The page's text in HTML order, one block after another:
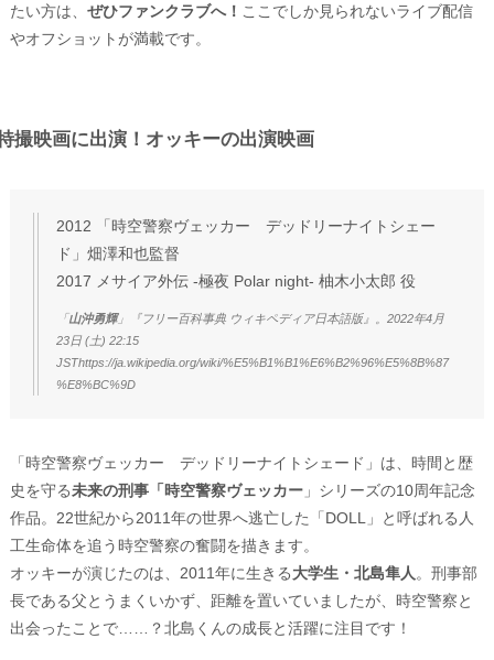
たい方は、 ぜひファンクラブへ！ ここでしか見られないライブ配信
やオフショットが満載です。
撮映画に出演！オッキーの出演映画
2012 「時空警察ヴェッカー デッドリーナイトシェー
ド」畑澤和也監督
2017 メサイア外伝 -極夜 Polar night- 柚木小太郎 役
「 山沖勇輝」『フリー百科事典 ウィキペディア日本語版』。2022年4月
23日 (土) 22:15
JSThttps://ja.wikipedia.org/wiki/%E5%B1%B1%E6%B2%96%E5%8B%87
%E8%BC%9D
「時空警察ヴェッカー デッドリーナイトシェード」は、時間と歴
史を守る未来の刑事「時空警察ヴェッカー」シリーズの10周年記念
作品。22世紀から2011年の世界へ逃亡した「DOLL」と呼ばれる人
工生命体を追う時空警察の奮闘を描きます。
オッキーが演じたのは、2011年に生きる大学生・北島隼人。刑事部
長である父とうまくいかず、距離を置いていましたが、時空警察と
出会ったことで……？北島くんの成長と活躍に注目です！